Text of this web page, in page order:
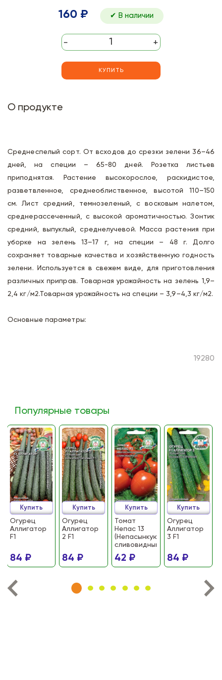
160 ₽ ✔ В наличии
- +
КУПИТЬ
О продукте
Среднеспелый сорт. От всходов до срезки зелени 36–46
дней, на специи – 65-80 дней. Розетка листьев
приподнятая. Растение высокорослое, раскидистое,
разветвленное, среднеоблиственное, высотой 110–150
см. Лист средний, темно­зеленый, с восковым налетом,
среднерассеченный, с высокой ароматичностью. Зонтик
средний, выпуклый, среднелучевой. Масса растения при
уборке на зелень 13–17 г, на специи – 48 г. Долго
сохраняет товарные качества и хозяйственную годность
зелени. Используется в свежем виде, для приготовления
различных приправ. Товарная урожайность на зелень 1,9–
2,4 кг/м2.Товарная урожайность на специи – 3,9–4,3 кг/м2.
Основные параметры:
19280
Популярные товары
Огурец
Аллигатор
F1
84 ₽
Купить
Огурец
Аллигатор
2 F1
84 ₽
Купить
Томат
Непас 13
(Непасынкующийся
сливовидный)
42 ₽
Купить
Огурец
Аллигатор
3 F1
84 ₽
Купить